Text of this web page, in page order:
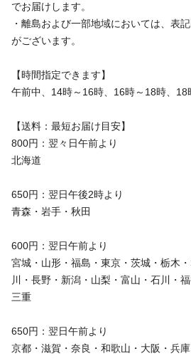
でお届けします。
・離島および一部地域においては、表
がございます。
【時間指定できます】
午前中、14時～16時、16時～18時、
【送料：最短お届け目安】
800円：翌々日午前より
北海道
650円：翌日午後2時より
青森・岩手・秋田
600円：翌日午前より
宮城・山形・福島・東京・茨城・栃木
川・長野・新潟・山梨・富山・石川・
三重
650円：翌日午前より
京都・滋賀・奈良・和歌山・大阪・兵庫